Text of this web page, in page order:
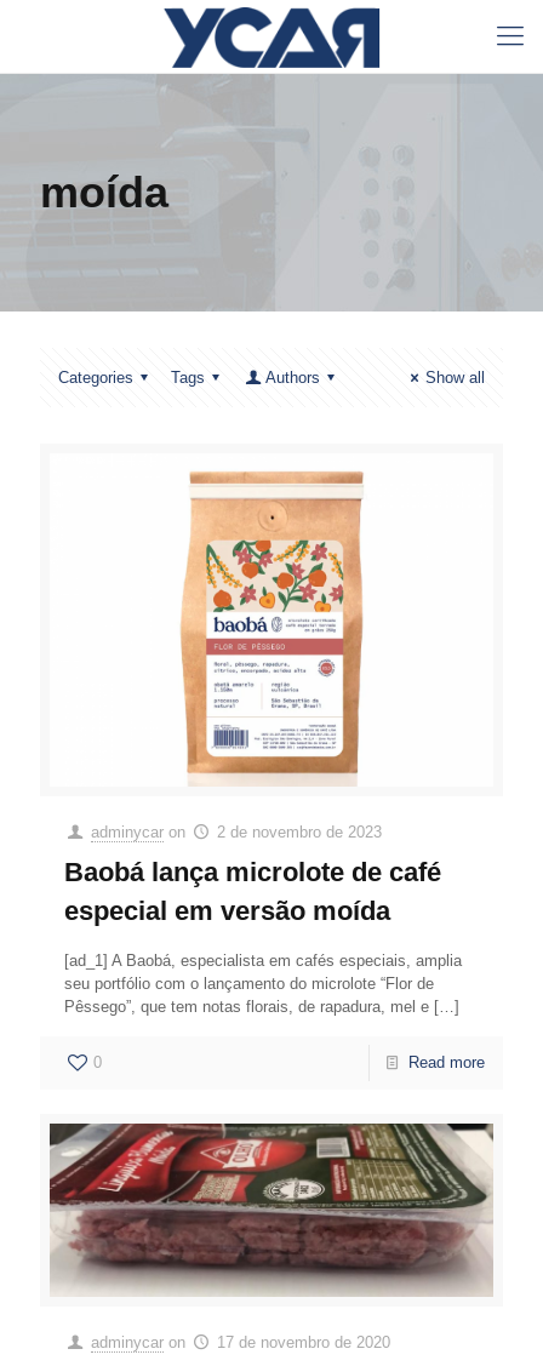
moída
Categories Tags Authors Show all
adminycar on 2 de novembro de 2023
Baobá lança microlote de café
especial em versão moída
[ad_1] A Baobá, especialista em cafés especiais, amplia
seu portfólio com o lançamento do microlote “Flor de
Pêssego”, que tem notas florais, de rapadura, mel e […]
0 Read more
adminycar on 17 de novembro de 2020